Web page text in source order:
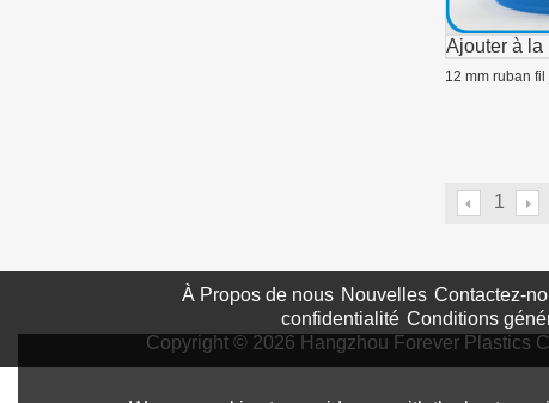
Ajouter à la
12 mm ruban
1
À Propos de nous Nouvelles Contactez-
confidentialité Conditions
Copyright © 2026 Hangzhou Forever Plastics